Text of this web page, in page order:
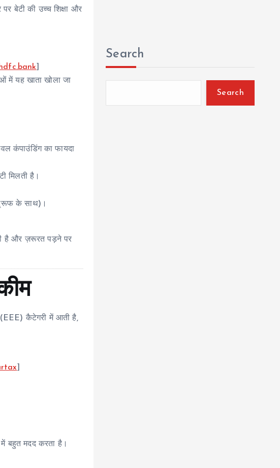
बेटी की उच्च शिक्षा और
hdfc.bank
में यह खाता खोला जा
कंपाउंडिंग का फायदा
मिलती है।
प्रूफ के साथ)।
है और ज़रूरत पड़ने पर
कैटेगरी में आती है,
बहुत मदद करता है।
Search
Search